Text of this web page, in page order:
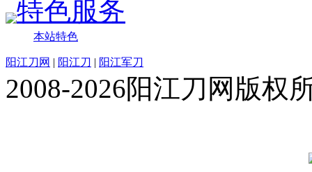
特色服务
本站特色
阳江刀网 | 阳江刀 | 阳江军刀
2008-2026阳江刀网版权